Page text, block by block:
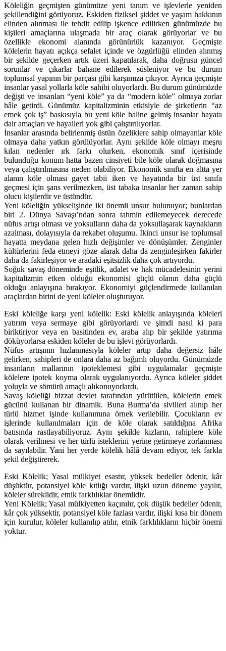
Köleliğin geçmişten günümüze yeni tanım ve işlevlerle yeniden
şekillendiğini görüyoruz. Eskiden fiziksel şiddet ve yaşam hakkının
elinden alınması ile tehdit edilip işkence edilirken günümüzde bu
kişileri amaçlarına ulaşmada bir araç olarak görüyorlar ve bu
özellikle ekonomi alanında görünürlük kazanıyor. Geçmişte
kölelerin hayatı açıkça sefalet içinde ve özgürlüğü elinden alınmış
bir şekilde geçerken artık üzeri kapatılarak, daha doğrusu güncel
sorunlar ve çıkarlar bahane edilerek süsleniyor ve bu durum
toplumsal yapının bir parçası gibi karşımıza çıkıyor. Ayrıca geçmişte
insanlar yasal yollarla köle sahibi oluyorlardı. Bu durum günümüzde
değişti ve insanları “yeni köle” ya da “modern köle” olmaya zorlar
hâle getirdi. Günümüz kapitalizminin etkisiyle de şirketlerin “az
emek çok iş” baskısıyla bu yeni köle haline gelmiş insanlar hayata
dair amaçları ve hayalleri yok gibi çalıştırılıyorlar.
İnsanlar arasında belirlenmiş üstün özeliklere sahip olmayanlar köle
olmaya daha yatkın görülüyorlar. Aynı şekilde köle olmayı meşru
kılan nedenler ırk farkı olurken, ekonomik sınıf içerisinde
bulunduğu konum hatta bazen cinsiyeti bile köle olarak doğmasına
veya çalıştırılmasına neden olabiliyor. Ekonomik sınıfta en altta yer
alanın köle olması gayet tabii iken ve hayatında bir üst sınıfa
geçmesi için şans verilmezken, üst tabaka insanlar her zaman sahip
olucu kişilerdir ve üstündür.
Yeni köleliğin yükselişinde iki önemli unsur bulunuyor; bunlardan
biri 2. Dünya Savaşı’ndan sonra tahmin edilemeyecek derecede
nüfus artışı olması ve yoksulların daha da yoksullaşarak kaynakların
azalması, dolayısıyla da rekabet oluşumu. İkinci unsur ise toplumsal
hayatta meydana gelen hızlı değişimler ve dönüşümler. Zenginler
kültürlerini feda etmeyi göze alarak daha da zenginleşirken fakirler
daha da fakirleşiyor ve aradaki eşitsizlik daha çok artıyordu.
Soğuk savaş döneminde eşitlik, adalet ve hak mücadelesinin yerini
kapitalizmin etken olduğu ekonomisi güçlü olanın daha güçlü
olduğu anlayışına bırakıyor. Ekonomiyi güçlendirmede kullanılan
araçlardan birini de yeni köleler oluşturuyor.
Eski köleliğe karşı yeni kölelik: Eski kölelik anlayışında köleleri
yatırım veya sermaye gibi görüyorlardı ve şimdi nasıl ki para
biriktiriyor veya en basitinden ev, araba alıp bir şekilde yatırıma
döküyorlarsa eskiden köleler de bu işlevi görüyorlardı.
Nüfus artışının hızlanmasıyla köleler artıp daha değersiz hâle
gelirken, sahipleri de onlara daha az bağımlı oluyordu. Günümüzde
insanların mallarının ipoteklemesi gibi uygulamalar geçmişte
kölelere ipotek koyma olarak uygulanıyordu. Ayrıca köleler şiddet
yoluyla ve sömürü amaçlı alıkonuyorlardı.
Savaş köleliği bizzat devlet tarafından yürütülen, kölelerin emek
gücünü kullanan bir dinamik. Buna Burma’da sivilleri alınıp her
türlü hizmet işinde kullanımına örnek verilebilir. Çocukların ev
işlerinde kullanılmaları için de köle olarak satıldığına Afrika
batısında rastlayabiliyoruz. Aynı şekilde kızların, rahiplere köle
olarak verilmesi ve her türlü isteklerini yerine getirmeye zorlanması
da sayılabilir. Yani her yerde kölelik hâlâ devam ediyor, tek farkla
şekil değiştirerek.
Eski Kölelik; Yasal mülkiyet esastır, yüksek bedeller ödenir, kâr
düşüktür, potansiyel köle kıtlığı vardır, ilişki uzun döneme yayılır,
köleler süreklidir, etnik farklılıklar önemlidir.
Yeni Kölelik; Yasal mülkiyetten kaçınılır, çok düşük bedeller ödenir,
kâr çok yüksektir, potansiyel köle fazlası vardır, ilişki kısa bir dönem
için kurulur, köleler kullanılıp atılır, etnik farklılıkların hiçbir önemi
yoktur.